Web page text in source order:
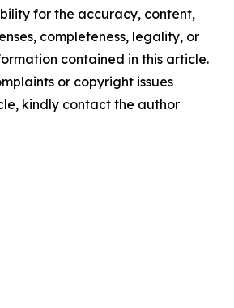
for the accuracy, content,
completeness, legality, or
contained in this article.
or copyright issues
kindly contact the author